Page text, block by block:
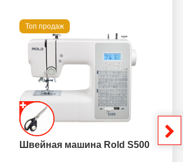
Топ продаж
Швейная машина Rold S500